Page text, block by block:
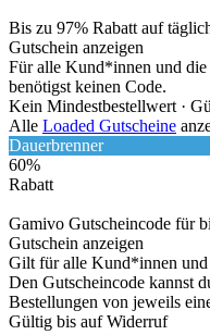
Bis zu 97% Rabatt auf
Gutschein anzeigen
Für alle Kund*innen und
benötigst keinen Code.
Kein Mindestbestellwert ·
Alle Loaded Gutscheine
Dauerbrenner
60%
Rabatt
Gamivo Gutscheincode für
Gutschein anzeigen
Gilt für alle Kund*innen und
Den Gutscheincode kannst
Bestellungen von jeweils
Gültig bis auf Widerruf